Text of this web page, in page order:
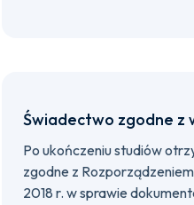
Świadectwo zgodne z
Po ukończeniu studiów
zgodne z
2018 r. w sprawie